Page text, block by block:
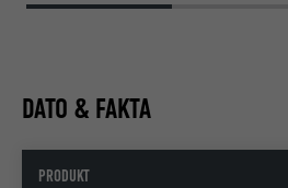
DATO & FAKTA
PRODUKT